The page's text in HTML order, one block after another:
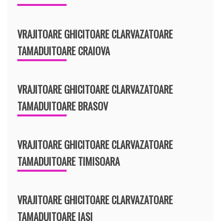
VRAJITOARE GHICITOARE CLARVAZATOARE
TAMADUITOARE CRAIOVA
VRAJITOARE GHICITOARE CLARVAZATOARE
TAMADUITOARE BRASOV
VRAJITOARE GHICITOARE CLARVAZATOARE
TAMADUITOARE TIMISOARA
VRAJITOARE GHICITOARE CLARVAZATOARE
TAMADUITOARE IASI